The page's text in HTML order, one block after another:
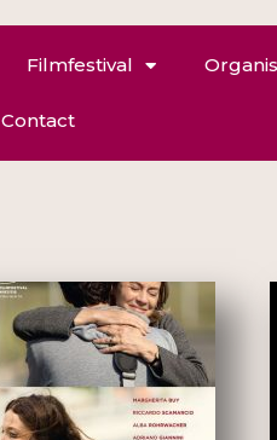
Filmfestival
Contact